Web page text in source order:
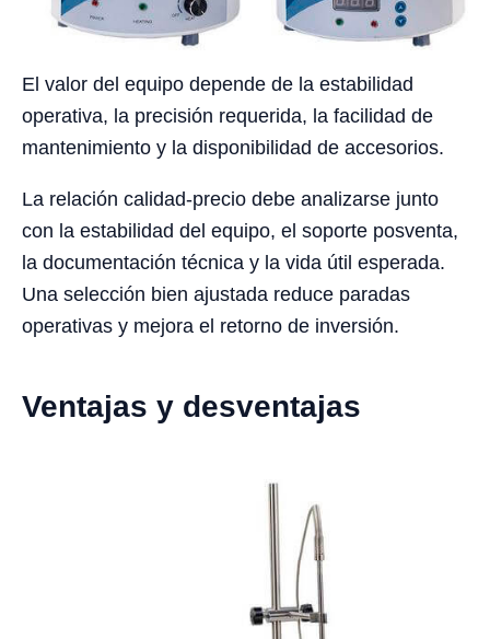
El valor del equipo depende de la estabilidad
operativa, la precisión requerida, la facilidad de
mantenimiento y la disponibilidad de accesorios.
La relación calidad-precio debe analizarse junto
con la estabilidad del equipo, el soporte posventa,
la documentación técnica y la vida útil esperada.
Una selección bien ajustada reduce paradas
operativas y mejora el retorno de inversión.
Ventajas y desventajas